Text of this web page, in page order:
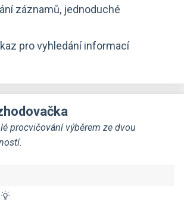
záznamů, jednoduché
pro vyhledání informací
procvičování výběrem ze dvou